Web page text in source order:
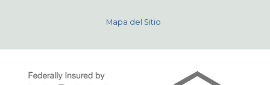
Mapa del Sitio